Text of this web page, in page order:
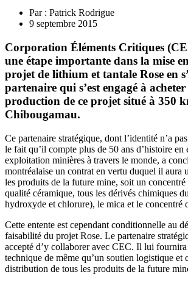
Par : Patrick Rodrigue
9 septembre 2015
Corporation Éléments Critiques
une étape importante dans la mise
projet de lithium et tantale Rose en
partenaire qui s’est engagé à
production de ce projet situé à 350
Chibougamau.
Ce partenaire stratégique, dont l’identité n’a
le fait qu’il compte plus de 50 ans d’histoire en
exploitation minières à travers le monde, a
montréalaise un contrat en vertu duquel il aura
les produits de la future mine, soit un concentré
qualité céramique, tous les dérivés chimiques
hydroxyde et chlorure), le mica et le concentré
Cette entente est cependant conditionnelle au
faisabilité du projet Rose. Le partenaire
accepté d’y collaborer avec CEC. Il lui
technique de même qu’un soutien logistique et
distribution de tous les produits de la future